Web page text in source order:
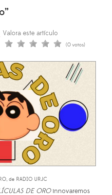
Valora este artículo
(0 votos)
de RADIO URJC
DE OROinnovaremos